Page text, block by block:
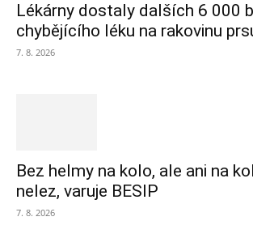
Lékárny dostaly dalších 6 000
chybějícího léku na rakovinu
7. 8. 2026
Bez helmy na kolo, ale ani na
nelez, varuje BESIP
7. 8. 2026